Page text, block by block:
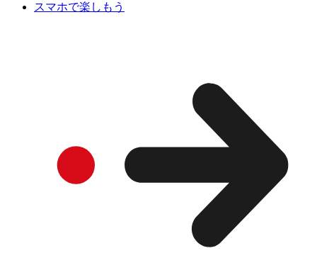
スマホで楽しもう